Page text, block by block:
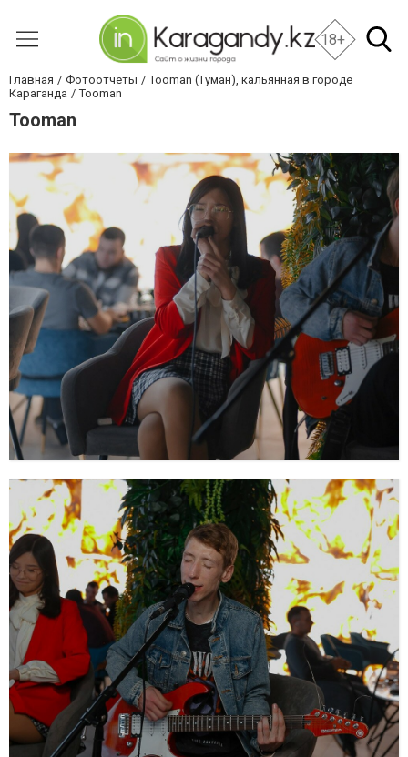
18+
Главная Фотоотчеты
Tooman (Туман), кальянная в городе
Караганда
Tooman
Tooman